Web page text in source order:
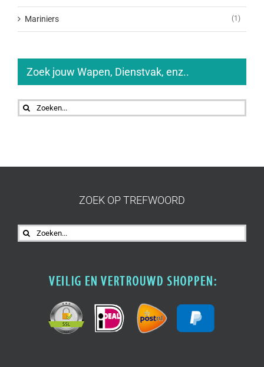
Mariniers (1)
Zoek jouw Wapen, Dienstvak, enz..
Zoeken
naar:
ZOEK OP TREFWOORD
Zoeken
naar: